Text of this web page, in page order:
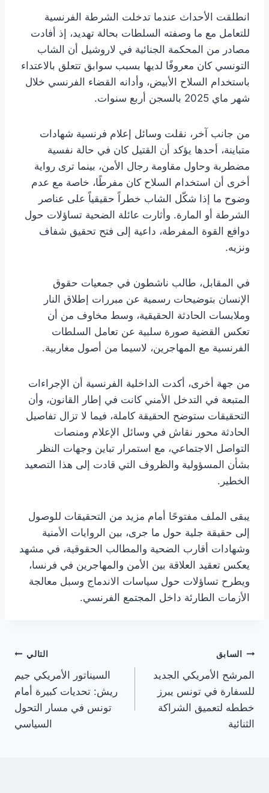
انطلقت الأحداث عندما تدخلت الشرطة الفرنسية
للتعامل مع ما وصفته السلطات بحالة تهديد، إذ أفادت
مصادر من المحكمة الجنائية في لاروشيل أن الشاب
التونسي كان معروفًا لديها بسبب سوابق تتعلق بالاعتداء
باستخدام السلاح الأبيض، وأدانه القضاء الفرنسي خلال
شهر ماي 2025 بالسجن أربع سنوات.
من جانب آخر، نقلت وسائل إعلام فرنسية شهادات
متباينة، أحدها يؤكد أن القتيل كان في حالة نفسية
مضطربة وحاول مقاومة رجال الأمن، بينما ترى رواية
أخرى أن استخدام السلاح كان مفرطًا، خاصة مع عدم
وضوح ما إذا شكّل الشاب خطراً حقيقياً على عناصر
الشرطة أو المارة. وأثارت عائلة الضحية تساؤلات حول
دوافع القوة المفرطة، داعية إلى فتح تحقيق شفاف
ونزيه.
في المقابل، طالب ناشطون في جمعيات حقوق
الإنسان بتوضيحات رسمية عن مبررات إطلاق النار
وملابسات الحادثة الحقيقية، وسط مخاوف من أن
تعكس القضية صورة سلبية عن تعامل السلطات
الفرنسية مع المهاجرين، لاسيما من أصول مغاربية.
من جهة أخرى، أكدت الداخلية الفرنسية أن الإجراءات
المتبعة في التدخل الأمني كانت في إطار القانون، وأن
التحقيقات ستوضح الحقيقة كاملة، فيما لا تزال تفاصيل
الحادثة محور نقاش في وسائل الإعلام ومنصات
التواصل الاجتماعي، مع استمرار تباين وجهات النظر
بشأن المسؤولية والظروف التي قادت إلى هذا التصعيد
الخطير.
يبقى الملف مفتوحًا أمام مزيد من التحقيقات للوصول
إلى حقيقة جلية حول ما جرى، بين الروايات الأمنية
وشهادات أقارب الضحية والمطالب الحقوقية، في مشهد
يعكس تعقيد العلاقة بين الأمن والمهاجرين في فرنسا،
ويطرح تساؤلات حول سياسات الاندماج وسبل معالجة
الأزمات الطارئة داخل المجتمع الفرنسي.
تصفّح
المقالات
السابق
المرشح الأمريكي الجديد
للسفارة في تونس يبرز
خططه لتعميق الشراكة
الثنائية
التالي
السيناتور الأمريكي جيم
ريش: تحديات كبيرة أمام
تونس في مسار التحول
السياسي